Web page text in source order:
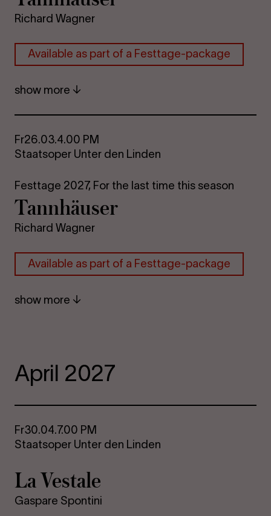
Richard Wagner
Avail­able as part of a Festtage-​package
show more
Fr26.03.4.00 PM
Staatsoper Unter den Linden
Festtage 2027, For the last time this season
Tannhäuser
Richard Wagner
Avail­able as part of a Festtage-​package
show more
April 2027
Fr30.04.7.00 PM
Staatsoper Unter den Linden
La Vestale
Gaspare Spontini